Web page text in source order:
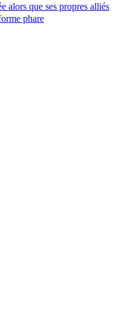
alors que ses propres alliés
phare